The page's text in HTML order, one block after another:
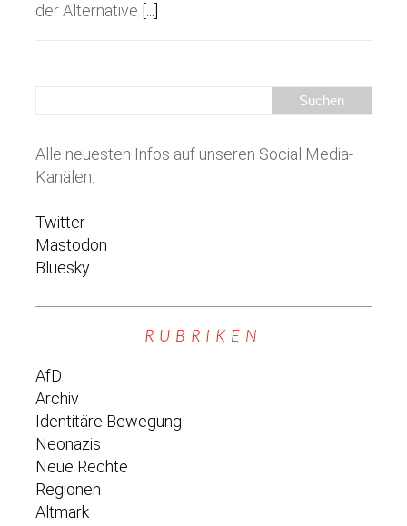
der Alternative
Alle neuesten Infos auf unseren Social Media-
Kanälen:
Twitter
Mastodon
Bluesky
RUBRIKEN
AfD
Archiv
Identitäre Bewegung
Neonazis
Neue Rechte
Regionen
Altmark